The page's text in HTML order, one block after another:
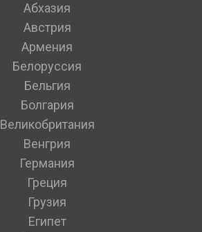
Абхазия
Австрия
Армения
Белоруссия
Бельгия
Болгария
Великобритания
Венгрия
Германия
Греция
Грузия
Египет